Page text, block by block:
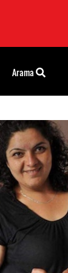
Arama